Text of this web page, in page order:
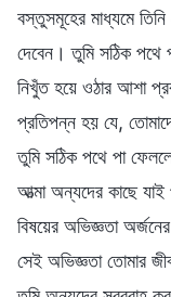
বস্তুসমূহের মাধ্যমে
দেবেন। তুমি সঠিক পথে
নিখুঁত হয়ে ওঠার আশা
প্রতিপন্ন হয় যে,
তুমি সঠিক পথে পা
আত্মা অন্যদের কাছে
বিষয়ের অভিজ্ঞতা
সেই অভিজ্ঞতা তোমার